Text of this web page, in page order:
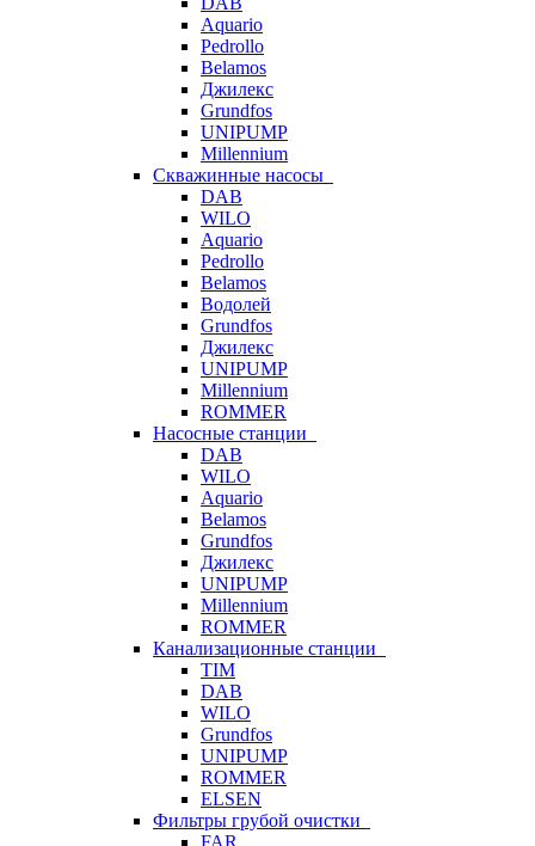
Aquario
Pedrollo
Belamos
Джилекс
Grundfos
UNIPUMP
Millennium
Скважинные насосы
DAB
WILO
Aquario
Pedrollo
Belamos
Водолей
Grundfos
Джилекс
UNIPUMP
Millennium
ROMMER
Насосные станции
DAB
WILO
Aquario
Belamos
Grundfos
Джилекс
UNIPUMP
Millennium
ROMMER
Канализационные станции
TIM
DAB
WILO
Grundfos
UNIPUMP
ROMMER
ELSEN
Фильтры грубой очистки
FAR